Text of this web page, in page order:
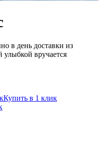
в день доставки из
улыбкой вручается
Купить в 1 клик